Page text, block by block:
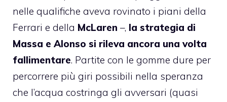
nelle qualifiche aveva rovinato i piani della
Ferrari e della McLaren –, la strategia di
Massa e Alonso si rileva ancora una volta
fallimentare. Partite con le gomme dure per
percorrere più giri possibili nella speranza
che l’acqua costringa gli avversari (quasi